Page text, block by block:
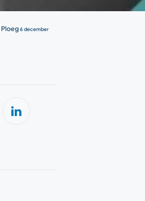
Ploeg6 december